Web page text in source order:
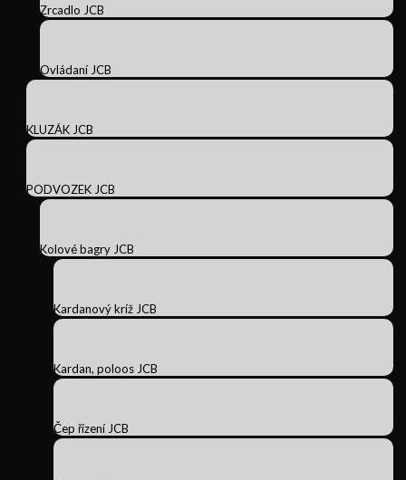
Zrcadlo JCB
Ovládaní JCB
KLUZÁK JCB
PODVOZEK JCB
Kolové bagry JCB
Kardanový kríž JCB
Kardan, poloos JCB
Čep řízení JCB